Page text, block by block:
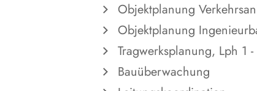
Objektplanung
Objektplanung
Tragwerksplanung, Lph 1
Bauüberwachung